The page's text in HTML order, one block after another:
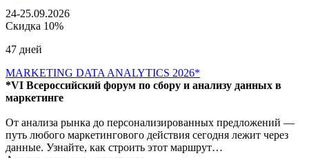
24-25.09.2026
Скидка 10%
47 дней
MARKETING DATA ANALYTICS 2026*
*VI Всероссийский форум по сбору и анализу данных в
маркетинге
От анализа рынка до персонализированных предложений —
путь любого маркетингового действия сегодня лежит через
данные. Узнайте, как строить этот маршрут…